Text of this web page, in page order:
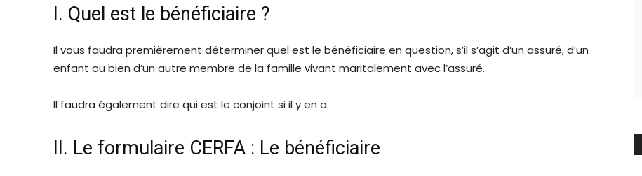
I. Quel est le bénéficiaire ?
Il vous faudra premièrement déterminer quel est le bénéficiaire en question, s’il s’agit d’un assuré, d’un
enfant ou bien d’un autre membre de la famille vivant maritalement avec l’assuré.
Il faudra également dire qui est le conjoint si il y en a.
II. Le formulaire CERFA : Le bénéficiaire